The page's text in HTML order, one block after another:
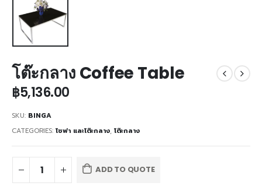
โต๊ะกลาง Coffee Table
฿5,136.00
SKU: BINGA
CATEGORIES: โซฟา และโต๊ะกลาง, โต๊ะกลาง
ADD TO QUOTE